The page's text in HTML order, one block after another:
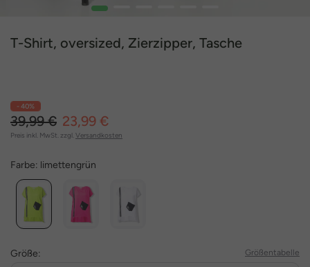
1
T-Shirt, oversized, Zierzipper, Tasche
- 40%
39,99 € 23,99 €
Preis inkl. MwSt. zzgl. Versandkosten
Farbe: limettengrün
Größe: Größentabelle